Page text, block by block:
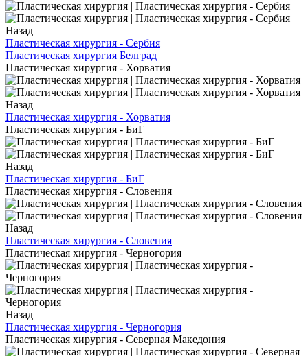
Назад
Пластическая хирургия - Сербия
Пластическая хирургия Белград
Пластическая хирургия - Хорватия
Назад
Пластическая хирургия - Хорватия
Пластическая хирургия - БиГ
Назад
Пластическая хирургия - БиГ
Пластическая хирургия - Словения
Назад
Пластическая хирургия - Словения
Пластическая хирургия - Черногория
Назад
Пластическая хирургия - Черногория
Пластическая хирургия - Северная Македония